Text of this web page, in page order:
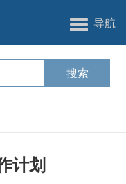
导航
计划